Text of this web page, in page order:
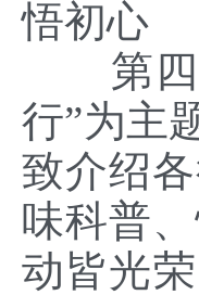
悟初心
第
行”为主
致介绍
味科普
动皆光